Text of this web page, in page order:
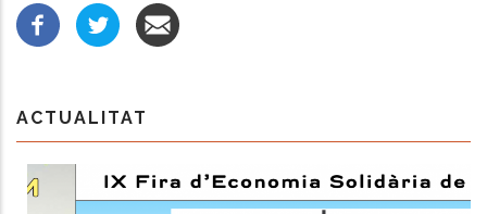
ACTUALITAT